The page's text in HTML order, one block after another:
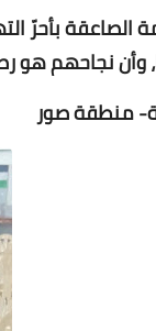
الصاعقة بأحرّ
وأن نجاحهم هو
منطقة صور